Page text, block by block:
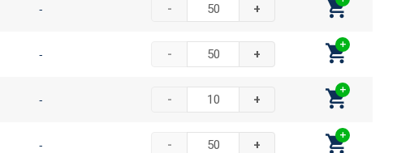
- - +
- - +
- - +
- - +